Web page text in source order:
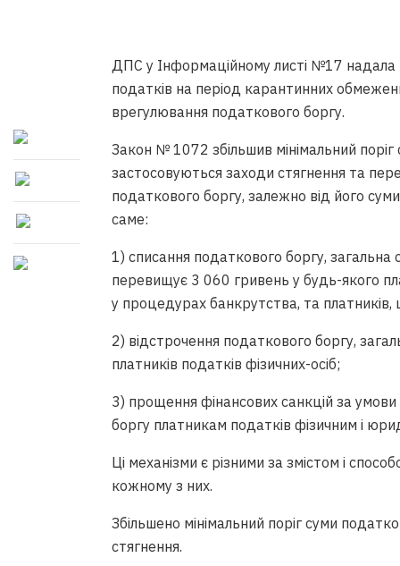
ДПС у Інформаційному листі №17 надала
податків на період карантинних
врегулювання податкового боргу.
Закон № 1072 збільшив мінімальний
застосовуються заходи стягнення та
податкового боргу, залежно від його
саме:
1) списання податкового боргу,
перевищує 3 060 гривень у будь-якого
у процедурах банкрутства, та
2) відстрочення податкового боргу,
платників податків фізичних-осіб;
3) прощення фінансових санкцій за
боргу платникам податків фізичним і
Ці механізми є різними за змістом і
кожному з них.
Збільшено мінімальний поріг суми
стягнення.